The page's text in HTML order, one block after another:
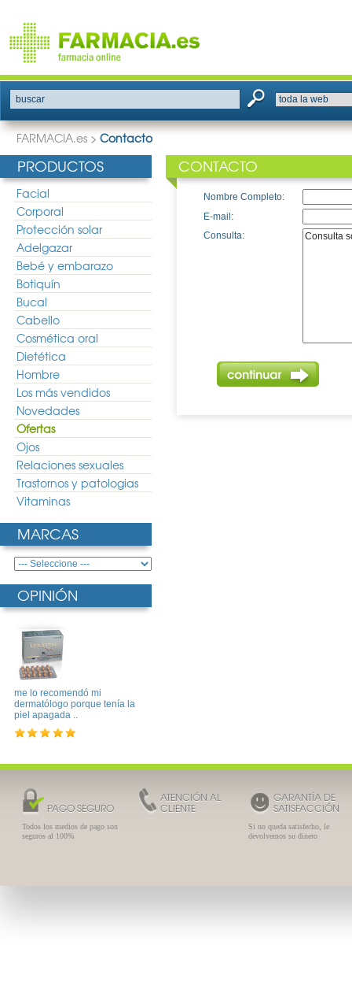
buscar
FARMACIA.es > Contacto
PRODUCTOS
Facial
Corporal
Protección solar
Adelgazar
Bebé y embarazo
Botiquín
Bucal
Cabello
Cosmética oral
Dietética
Hombre
Los más vendidos
Novedades
Ofertas
Ojos
Relaciones sexuales
Trastornos y patologias
Vitaminas
MARCAS
OPINIÓN
me lo recomendó mi
dermatólogo porque tenía la
piel apagada ..
CONTACTO
Nombre Completo:
E-mail:
Consulta:
PAGO SEGURO
Todos los medios de pago son
seguros al 100%
ATENCIÓN AL
CLIENTE
GARANTÍA DE
SATISFACCIÓN
Si no queda satisfecho, le
devolvemos su dinero